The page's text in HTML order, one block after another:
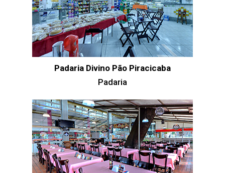
Padaria Divino Pão Piracicaba
Padaria